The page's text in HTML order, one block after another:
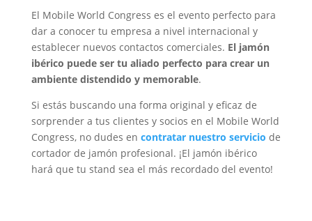
El Mobile World Congress es el evento perfecto para
dar a conocer tu empresa a nivel internacional y
establecer nuevos contactos comerciales. El jamón
ibérico puede ser tu aliado perfecto para crear un
ambiente distendido y memorable.
Si estás buscando una forma original y eficaz de
sorprender a tus clientes y socios en el Mobile World
Congress, no dudes en contratar nuestro servicio de
cortador de jamón profesional. ¡El jamón ibérico
hará que tu stand sea el más recordado del evento!